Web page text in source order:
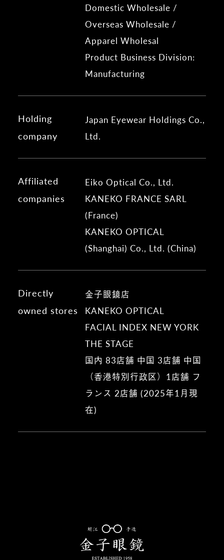
Domestic Wholesale /
Overseas Wholesale /
Apparel Wholesal
Product Business Division:
Manufacturing
Holding
company
Japan Eyewear Holdings Co.,
Ltd.
Affiliated
companies
Eiko Optical Co., Ltd.
KANEKO FRANCE SARL
(France)
KANEKO OPTICAL
(Shanghai) Co., Ltd. (China)
Directly
owned stores
金子眼鏡店
KANEKO OPTICAL
FACIAL INDEX NEW YORK
THE STAGE
国内 83店舗 中国 3店舗 中国
（香港特別行政区）1店舗 フ
ランス 2店舗 (2025年1月現
在)